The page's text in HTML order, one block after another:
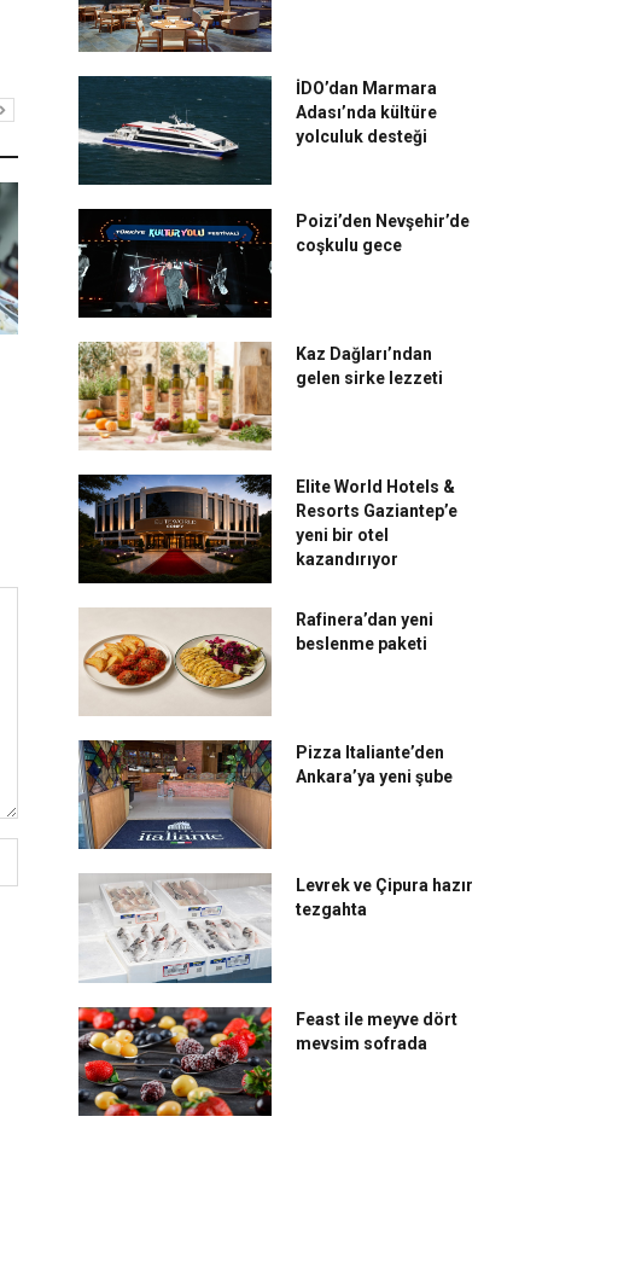
Ramazan’ın ruhunu
Rotana’da yaşayın
Hilton İstanbul
İDO’dan Marmara
Adası’nda kültüre
yolculuk desteği
Poizi’den Nevşehir’de
coşkulu gece
Kaz Dağları’ndan
gelen sirke lezzeti
Elite World Hotels &
Resorts Gaziantep’e
yeni bir otel
kazandırıyor
Rafinera’dan yeni
beslenme paketi
Pizza Italiante’den
Ankara’ya yeni şube
Levrek ve Çipura hazır
tezgahta
Feast ile meyve dört
mevsim sofrada